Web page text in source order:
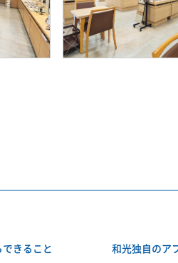
きること 和光独自のア